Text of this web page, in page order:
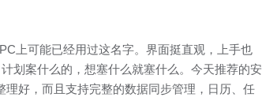
上可能已经用过这名字。界面挺直观，上手也
划案什么的，想塞什么就塞什么。今天推荐的安
好，而且支持完整的数据同步管理，日历、任